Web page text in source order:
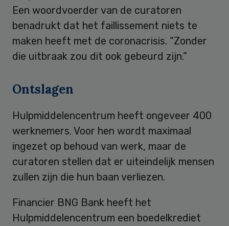
Een woordvoerder van de curatoren
benadrukt dat het faillissement niets te
maken heeft met de coronacrisis. “Zonder
die uitbraak zou dit ook gebeurd zijn.”
Ontslagen
Hulpmiddelencentrum heeft ongeveer 400
werknemers. Voor hen wordt maximaal
ingezet op behoud van werk, maar de
curatoren stellen dat er uiteindelijk mensen
zullen zijn die hun baan verliezen.
Financier BNG Bank heeft het
Hulpmiddelencentrum een boedelkrediet